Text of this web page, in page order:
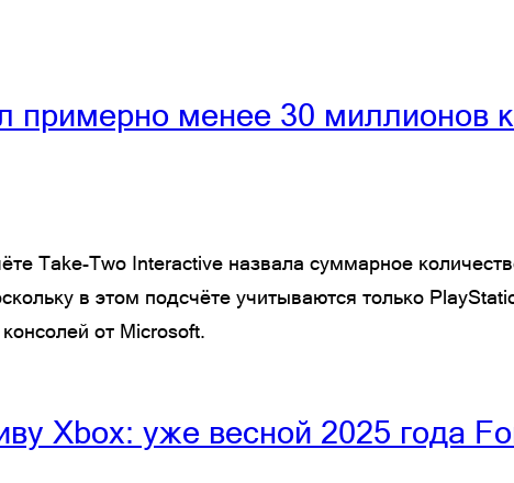
примерно менее 30 миллионов
Take-Two Interactive назвала суммарное
в этом подсчёте учитываются только
от Microsoft.
Xbox: уже весной 2025 года